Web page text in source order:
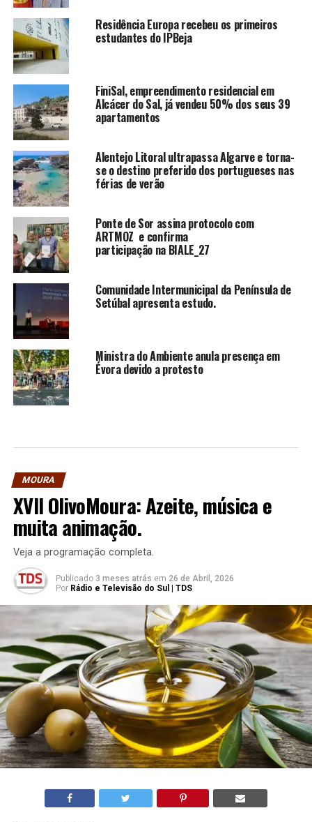
Residência Europa recebeu os primeiros
estudantes do IPBeja
FiniSal, empreendimento residencial em
Alcácer do Sal, já vendeu 50% dos seus 39
apartamentos
Alentejo Litoral ultrapassa Algarve e torna-
se o destino preferido dos portugueses nas
férias de verão
Ponte de Sor assina protocolo com
ARTMOZ e confirma
participação na BIALE_27
Comunidade Intermunicipal da Península de
Setúbal apresenta estudo.
Ministra do Ambiente anula presença em
Évora devido a protesto
MOURA
XVII OlivoMoura: Azeite, música e
muita animação.
Veja a programação completa.
Publicado 3 meses atrás em 26 de Abril, 2026
Por Rádio e Televisão do Sul | TDS